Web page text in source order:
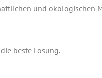
und öko­lo­gi­schen
bes­te Lösung.